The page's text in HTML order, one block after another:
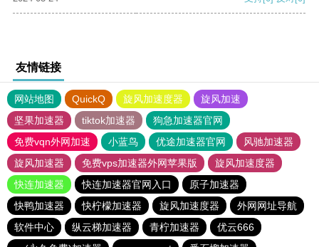
友情链接
网站地图 QuickQ 旋风加速度器
旋风加速
坚果加速器
tiktok加速器
狗急加速器官网
免费vqn外网加速
小蓝鸟 优途加速器官网
风驰加速器
旋风加速器
免费vps加速器外网苹果版
旋风加速度器
快连加速器
快连加速器官网入口
原子加速器
快鸭加速器
快柠檬加速器 旋风加速度器
外网网址导航
软件中心
纵云梯加速器 青柠加速器
优云666